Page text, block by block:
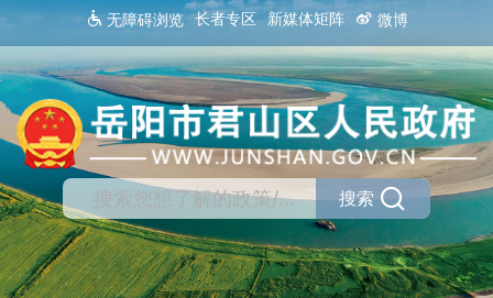
无障碍浏览 长者专区 新媒体矩阵 微博
搜索